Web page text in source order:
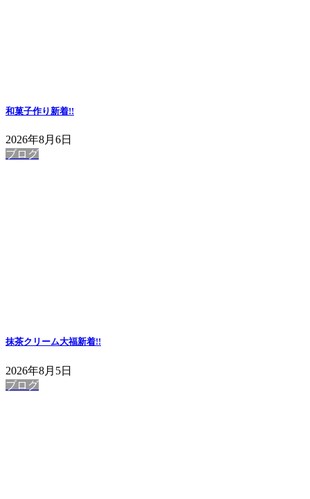
和菓子作り新着!!
2026年8月6日
ブログ
抹茶クリーム大福新着!!
2026年8月5日
ブログ